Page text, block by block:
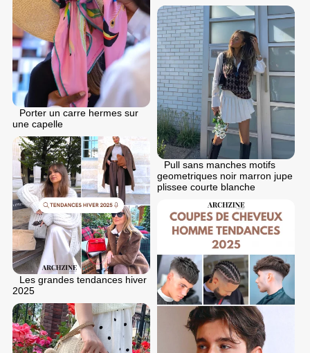
Porter un carre hermes sur
une capelle
Pull sans manches motifs
geometriques noir marron jupe
plissee courte blanche
Les grandes tendances hiver
2025